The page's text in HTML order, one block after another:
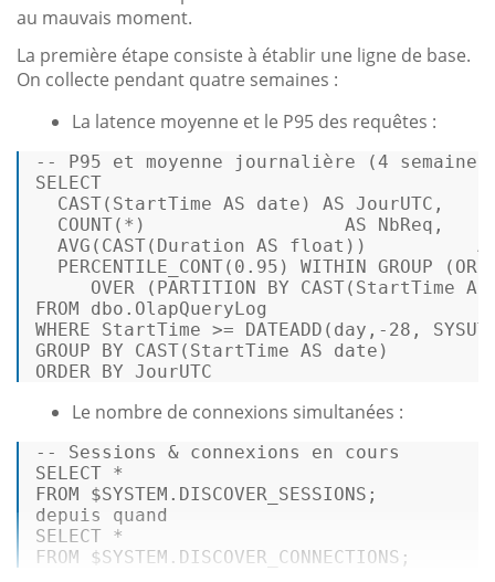
au mauvais moment.
La première étape consiste à établir une ligne de base.
On collecte pendant quatre semaines :
La latence moyenne et le P95 des requêtes :
-- P95 et moyenne journalière (4
SELECT
CAST(StartTime AS date ) AS JourUTC,
COUNT( * ) AS NbReq,
AVG ( CAST(Duration AS float ))
PERCENTILE_CONT( 0.95 ) WITHIN GROUP (
OVER ( PARTITION BY CAST(StartTime AS
FROM
WHERE StartTime >= DATEADD( day , -28
GROUP
BY CAST(StartTime AS date
ORDER BY JourUTC
Le nombre de connexions simultanées :
-- Sessions & connexions en cours
SELECT *
FROM
SELECT *
FROM